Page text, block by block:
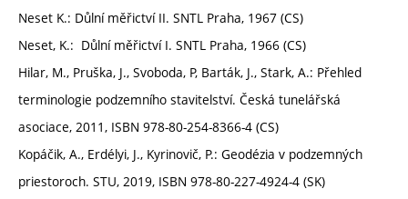
Neset K.: Důlní měřictví II. SNTL Praha, 1967 (CS)
Neset, K.: Důlní měřictví I. SNTL Praha, 1966 (CS)
Hilar, M., Pruška, J., Svoboda, P, Barták, J., Stark, A.: Přehled
terminologie podzemního stavitelství. Česká tunelářská
asociace, 2011, ISBN 978-80-254-8366-4 (CS)
Kopáčik, A., Erdélyi, J., Kyrinovič, P.: Geodézia v podzemných
priestoroch. STU, 2019, ISBN 978-80-227-4924-4 (SK)